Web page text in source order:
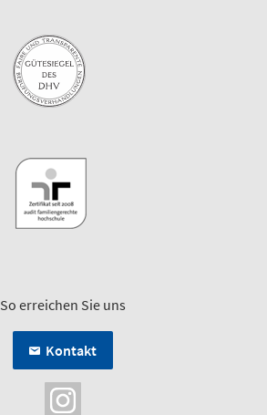
So erreichen Sie uns
Kontakt